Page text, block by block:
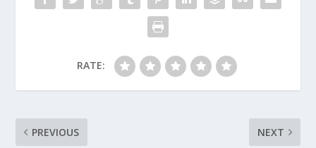
RATE:
PREVIOUS NEXT